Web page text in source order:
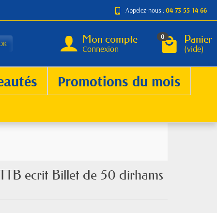
Appelez-nous :04 73 55 14 66
Mon compte
Connexion
0 Panier
(vide)
Promotions du mois
ecrit Billet de 50 dirhams